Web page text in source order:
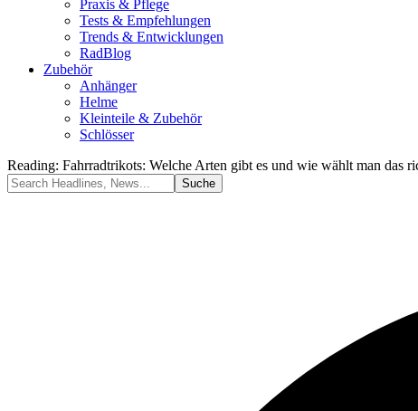
Praxis & Pflege
Tests & Empfehlungen
Trends & Entwicklungen
RadBlog
Zubehör
Anhänger
Helme
Kleinteile & Zubehör
Schlösser
Reading: Fahrradtrikots: Welche Arten gibt es und wie wählt man das